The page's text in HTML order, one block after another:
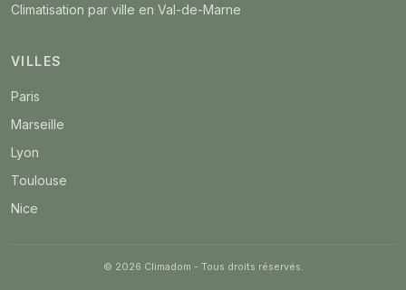
Climatisation par ville en Val-de-Marne
VILLES
Paris
Marseille
Lyon
Toulouse
Nice
© 2026 Climadom - Tous droits réservés.